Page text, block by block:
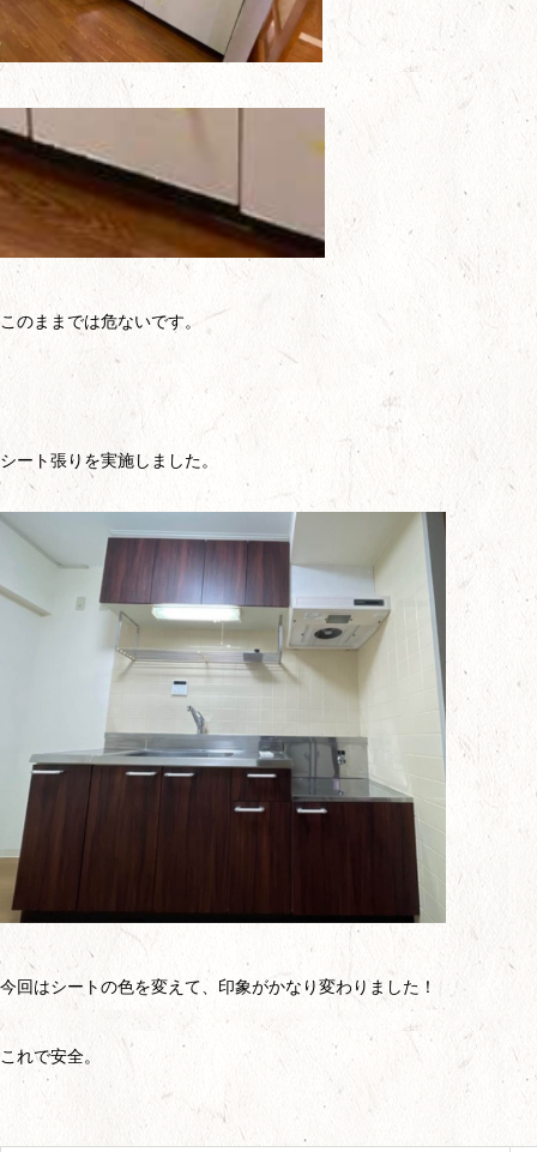
このままでは危ないです。
シート張りを実施しました。
今回はシートの色を変えて、印象がかなり変わりました！
これで安全。